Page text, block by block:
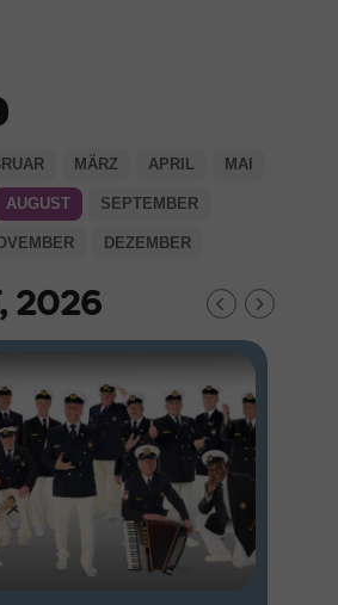
MÄRZ APRIL MAI
AUGUST SEPTEMBER
DEZEMBER
2026